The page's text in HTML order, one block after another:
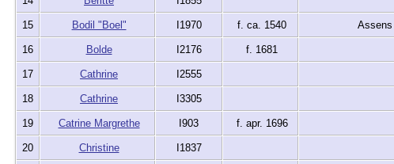
15 Bodil "Boel" I1970 f. ca. 1540 Assens
16 Bolde I2176 f. 1681
17 Cathrine I2555
18 Cathrine I3305
19 Catrine Margrethe I903 f. apr. 1696
20 Christine I1837